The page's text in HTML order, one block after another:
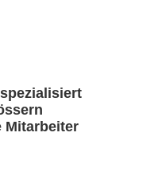
Mitarbeiter